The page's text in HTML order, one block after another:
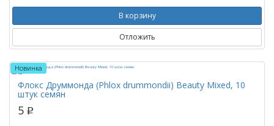
В корзину
Отложить
Новинка
Флокс Друммонда (Phlox drummondii) Beauty Mixed, 10
штук семян
5 p